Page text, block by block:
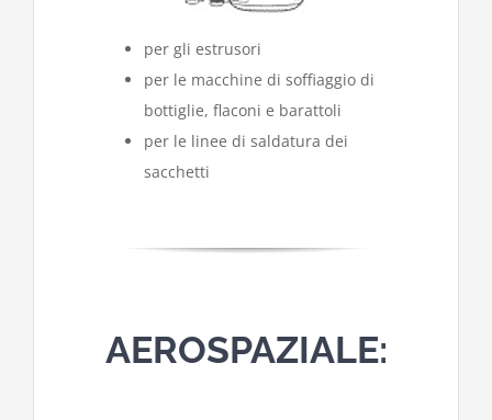
per gli estrusori
per le macchine di soffiaggio di
bottiglie, flaconi e barattoli
per le linee di saldatura dei
sacchetti
AEROSPAZIALE: